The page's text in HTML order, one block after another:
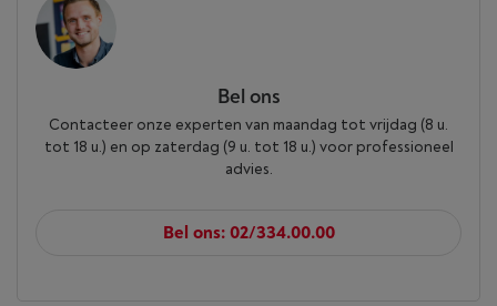
Bel ons
Contacteer onze experten van maandag tot vrijdag (8 u.
tot 18 u.) en op zaterdag (9 u. tot 18 u.) voor professioneel
advies.
Bel ons: 02/334.00.00